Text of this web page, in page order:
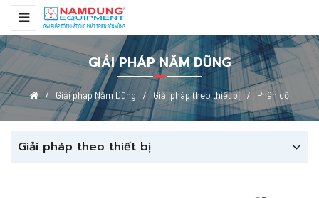
GIẢI PHÁP NĂM DŨNG
Giải pháp Năm Dũng Giải pháp theo thiết bị Phân cỡ
Giải pháp theo thiết bị